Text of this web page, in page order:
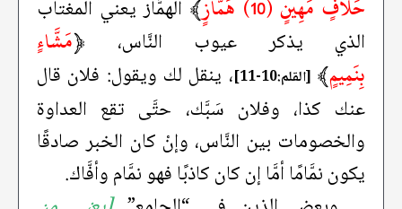
حَلَّافٍ مَهِينٍ (10) هَمَّازٍ
﴾ الهمَّاز يعني المغتاب
الذي يذكر عيوب النَّاس، ﴿مَشَّاءٍ
بِنَمِيمٍ﴾ [القلم:10-11]
، ينقل لك ويقول: فلان قال
عنك كذا، وفلان سَبَّك، حتَّى تقع العداوة
والخصومات بين النَّاس، وإنْ كان الخبر صادقًا
يكون نمَّامًا أمَّا إن كان كاذبًا فهو نمَّام وأفَّاك.